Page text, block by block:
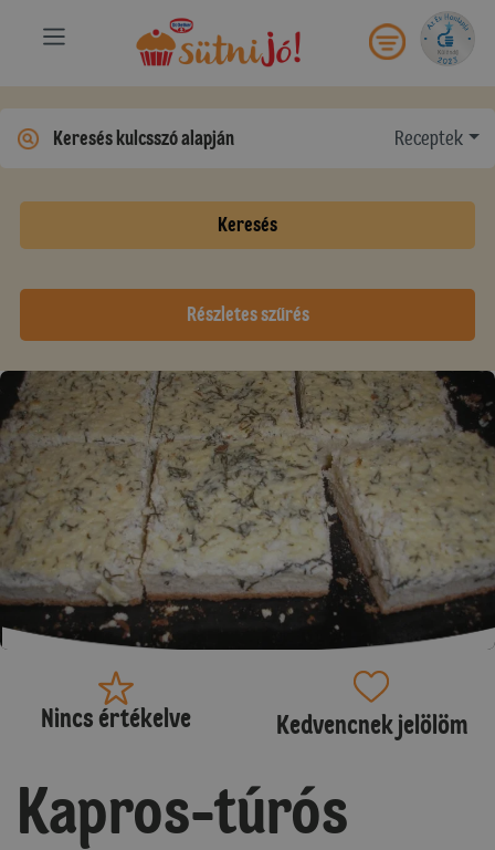
Receptek
Keresés
Részletes szűrés
Nincs értékelve Kedvencnek jelölöm
Kapros-túrós